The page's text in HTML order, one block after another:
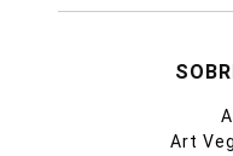
Art